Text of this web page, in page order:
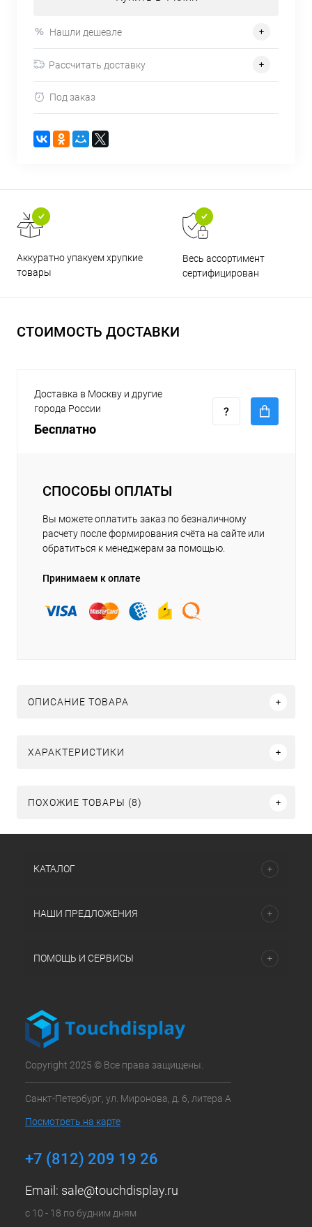
Нашли дешевле
Рассчитать доставку
Под заказ
Аккуратно упакуем хрупкие
товары
Весь ассортимент
сертифицирован
СТОИМОСТЬ ДОСТАВКИ
Доставка в Москву и другие
города России
Бесплатно
СПОСОБЫ ОПЛАТЫ
Вы можете оплатить заказ по безналичному
расчету после формирования счёта на сайте или
обратиться к менеджерам за помощью.
Принимаем к оплате
ОПИСАНИЕ ТОВАРА
ХАРАКТЕРИСТИКИ
ПОХОЖИЕ ТОВАРЫ (8)
КАТАЛОГ
НАШИ ПРЕДЛОЖЕНИЯ
ПОМОЩЬ И СЕРВИСЫ
Copyright 2025 © Все права защищены.
Санкт-Петербург, ул. Миронова, д. 6, литера А
Посмотреть на карте
+7 (812) 209 19 26
Email: sale@touchdisplay.ru
с 10 - 18 по будним дням